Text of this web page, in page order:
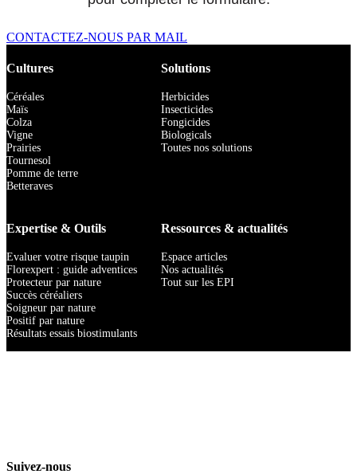
CONTACTEZ-NOUS PAR MAIL
Cultures
Céréales
Maïs
Colza
Vigne
Prairies
Tournesol
Pomme de terre
Betteraves
Solutions
Herbicides
Insecticides
Fongicides
Biologicals
Toutes nos solutions
Expertise & Outils
Evaluer votre risque taupin
Florexpert : guide adventices
Protecteur par nature
Succès céréaliers
Soigneur par nature
Positif par nature
Résultats essais biostimulants
Ressources & actualités
Espace articles
Nos actualités
Tout sur les EPI
Suivez-nous